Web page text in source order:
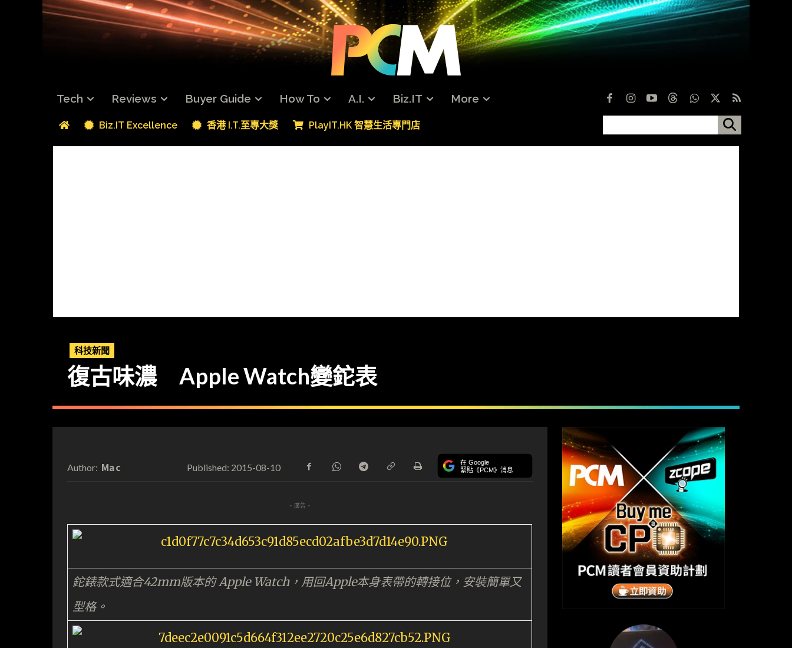
Tech Reviews Buyer Guide How To A.I. Biz.IT More
Biz.IT Excellence 香港 I.T.至專大獎 PlayIT.HK 智慧生活專門店
科技新聞
復古味濃 Apple Watch變鉈表
Author: Mac Published: 2015-08-10 在 Google
緊貼《PCM》消息
- 廣告 -
鉈錶款式適合42mm版本的 Apple Watch，用回Apple本身表帶的轉接位，安裝簡單又
型格。